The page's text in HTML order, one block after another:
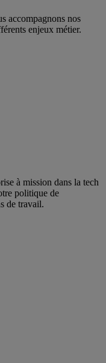
accompagnons nos
enjeux métier.
à mission dans la tech
politique de
de travail.